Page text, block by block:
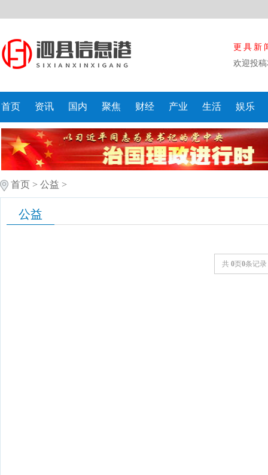
更具新
欢迎投
首页 资讯 国内 聚焦 财经 产业 生活 娱乐
首页 > 公益 >
公益
共 0页0条记录